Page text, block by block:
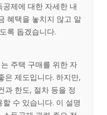
제에 대한 자세한 내
혜택을 놓치지 않고 알
록 돕겠습니다.
주택 구매를 위한 자
은 제도입니다. 하지만,
과 한도, 절차 등을 정
수 있습니다. 이 설명